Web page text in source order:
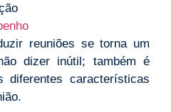
reuniões se torna um
dizer inútil; também é
diferentes características